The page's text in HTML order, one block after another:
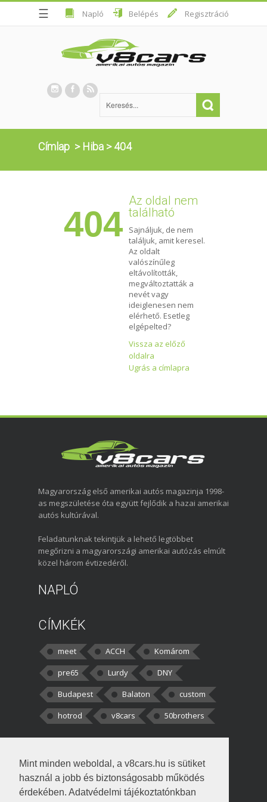
Mint minden weboldal, a v8cars.hu is sütiket
használ a jobb és biztonságosabb működés
érdekében. Adatvédelmi tájékoztatónkban
☰ Napló Belépés Regisztráció
Címlap > Hiba >404
404
Az oldal nem
található
Sajnáljuk, de nem
találjuk, amit keresel.
Az oldalt
valószínűleg
eltávolították,
megváltoztatták a
nevét vagy
ideiglenesen nem
elérhető. Esetleg
elgépelted?
Vissza az előző
oldalra
Ugrás a címlapra
Magyarország első amerikai autós magazinja 1998-
as megszületése óta együtt fejlődik a hazai amerikai
autós kultúrával.
Feladatunknak tekintjük a lehető legtöbbet
megőrizni a magyarországi amerikai autózás elmúlt
közel három évtizedéről.
NAPLÓ
CÍMKÉK
meet ACCH
Komárom
pre65
Lurdy
DNY
Budapest
Balaton
custom
hotrod
v8cars 50brothers
kortisz:Elszúrtam! Én csak két
darabbaal számoltam. Nem tudtam, hogy fél autót,